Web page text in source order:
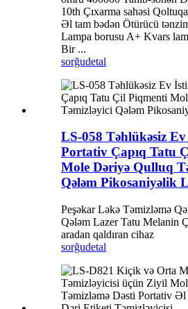
10th Çıxarma sahəsi
Əl tam bədən Ötürücü
Lampa borusu A+ Kvars
Bir ...
sorğudetal
LS-058 Təhlükəsiz
Portativ Çapıq Tatu
Mole Dəriyə Qulluq
Qələm Pikosaniyəlik
Peşəkar Ləkə Təmizləmə
Qələm Lazer Tatu Melanin
aradan qaldıran cihaz
sorğudetal